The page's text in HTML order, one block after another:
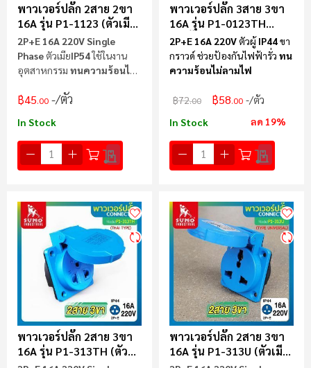
พาวเวอร์ปลั๊ก 2สาย 2ขา
16A รุ่น P1-1123 (ตัวเมีย)
SUMO
2P+E 16A 220V Single
PhaseตัวเมียIP54ใช้ในงาน
อุตสาหกรรม ทนความร้อนไม่
฿45.00 /ตัว
In Stock
พาวเวอร์ปลั๊ก 3สาย 3ขา
16A รุ่น P1-0123TH
(ตัวผู้) SUMO
2P+E 16A 220Vตัวผู้IP44ขา
กราวด์ ช่วยป้องกันไฟฟ้ารั่ว ทน
ความร้อนไม่ลามไฟ
฿72.00 ฿58.00 /ตัว
In Stock ลด 19%
พาวเวอร์ปลั๊ก 2สาย 3ขา
16A รุ่น P1-313TH (ตัว
พาวเวอร์ปลั๊ก 2สาย 3ขา
16A รุ่น P1-313U (ตัวเมีย)